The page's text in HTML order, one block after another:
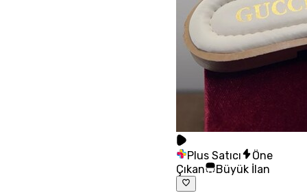
Plus Satıcı
Öne
Çıkan
Büyük İlan